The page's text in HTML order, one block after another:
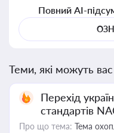
Повний AI-
Теми, які можуть вас
Перехід
стандартів
Про що тема: Тема